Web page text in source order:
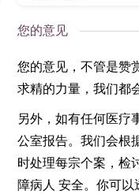
您的意见
您的意见，不管是赞
求精的力量，我们都
另外，如有任何医疗
公室报告。我们会根
时处理每宗个案，检
障病人 安全。你可